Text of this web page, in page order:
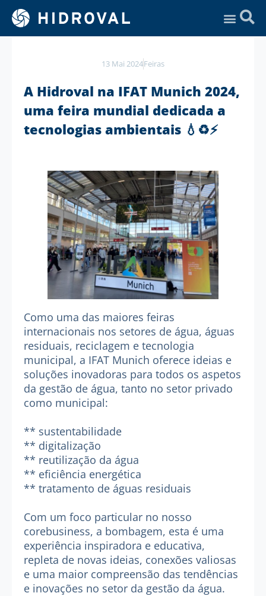
13 Mai 2024Feiras
A Hidroval na IFAT Munich 2024,
uma feira mundial dedicada a
tecnologias ambientais 💧♻️⚡️
Como uma das maiores feiras
internacionais nos setores de água, águas
residuais, reciclagem e tecnologia
municipal, a IFAT Munich oferece ideias e
soluções inovadoras para todos os aspetos
da gestão de água, tanto no setor privado
como municipal:
** sustentabilidade
** digitalização
** reutilização da água
** eficiência energética
** tratamento de águas residuais
Com um foco particular no nosso
corebusiness, a bombagem, esta é uma
experiência inspiradora e educativa,
repleta de novas ideias, conexões valiosas
e uma maior compreensão das tendências
e inovações no setor da gestão da água.